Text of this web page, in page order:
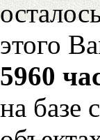
этого
5960
на базе